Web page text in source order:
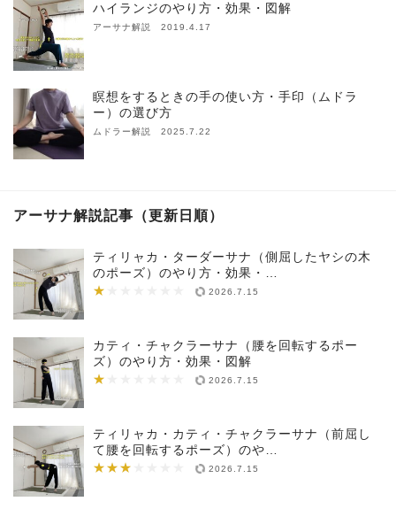
ハイランジのやり方・効果・図解
アーサナ解説 2019.4.17
瞑想をするときの手の使い方・手印（ムドラ
ー）の選び方
ムドラー解説 2025.7.22
アーサナ解説記事（更新日順）
ティリャカ・ターダーサナ（側屈したヤシの木
のポーズ）のやり方・効果・…
★
★★★★★★★ 2026.7.15
カティ・チャクラーサナ（腰を回転するポー
ズ）のやり方・効果・図解
★
★★★★★★★ 2026.7.15
ティリャカ・カティ・チャクラーサナ（前屈し
て腰を回転するポーズ）のや…
★★★
★★★★★★★ 2026.7.15